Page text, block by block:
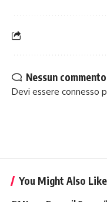
Nessun commento
Devi essere connesso
You Might Also Like